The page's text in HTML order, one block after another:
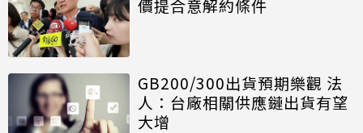
價提合意解約條件
GB200/300出貨預期樂觀 法
人：台廠相關供應鏈出貨有望
大增